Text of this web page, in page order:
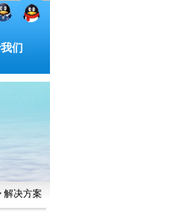
们
解决方案